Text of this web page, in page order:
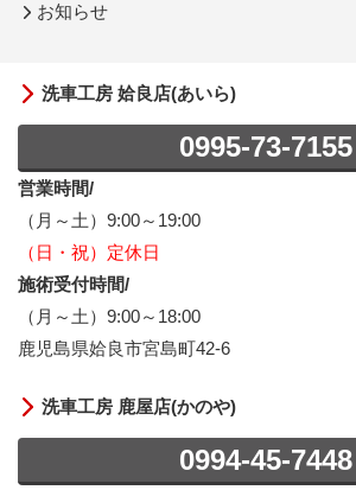
お知らせ
洗車工房 姶良店(あいら)
0995-73-7155
営業時間/
（月～土）9:00～19:00
（日・祝）定休日
施術受付時間/
（月～土）9:00～18:00
鹿児島県姶良市宮島町42-6
洗車工房 鹿屋店(かのや)
0994-45-7448